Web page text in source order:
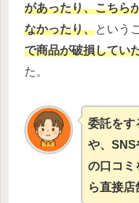
があったり、こちら
なかったり、という
で商品が破損してい
た。
委託をす
や、SNS
の口コミ
ら直接